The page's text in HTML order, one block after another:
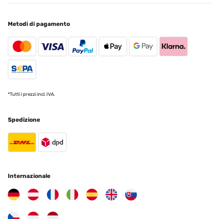
durch seinen bequemen Sitz und das schlichte, ansprechende
Design in Weiß. Die Absenkautomatik funktioniert zuverlässig und
verhindert das Zuschlagen der Klobrille – ein echter Pluspunkt für
den Alltag. Preis-Leistung passen hier sehr gut zusammen, das
Produkt wirkt insgesamt hochwertig verarbeitet. Einen Punkt
Abzug gebe ich für die Montage, die sich schwieriger gestaltete als
beschrieben. Trotzdem bin ich insgesamt zufrieden und kann den
Amazon-Benutzer
Tradurre
très sérieux offrant un produit de qualité et très simple à installé 6
mn montre en main. Produit apparemment de très bonne qualité.
Utilisateur d'Amazon
Metodi di pagamento
*Tutti i prezzi incl. IVA.
Spedizione
Internazionale